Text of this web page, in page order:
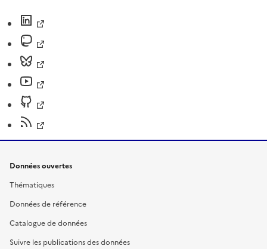
Données ouvertes
Thématiques
Données de référence
Catalogue de données
Suivre les publications des données